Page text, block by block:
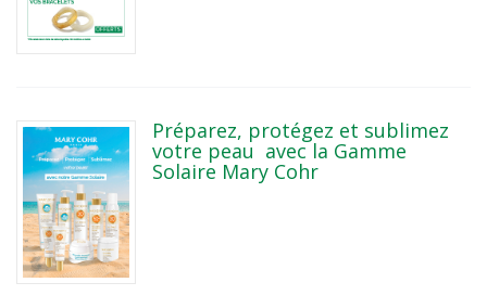
Préparez, protégez et sublimez
votre peau avec la Gamme
Solaire Mary Cohr